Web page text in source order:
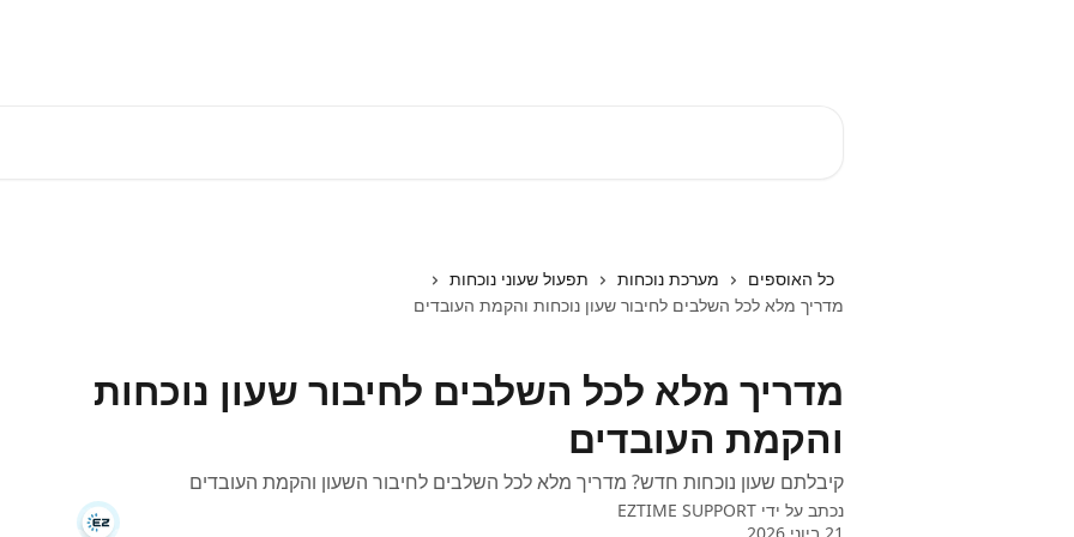
כל האוספים מערכת נוכחות
תפעול שעוני נוכחות
מדריך מלא לכל השלבים לחיבור שעון נוכחות והקמת העובדים
מדריך מלא לכל השלבים לחיבור שעון נוכחות
והקמת העובדים
קיבלתם שעון נוכחות חדש? מדריך מלא לכל השלבים לחיבור השעון והקמת העובדים
נכתב על ידי EZTIME SUPPORT